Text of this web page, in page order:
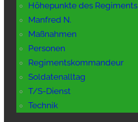
Höhepunkte des Regiments
Manfred N.
Maßnahmen
Personen
Regimentskommandeur
Soldatenalltag
T/S-Dienst
Technik